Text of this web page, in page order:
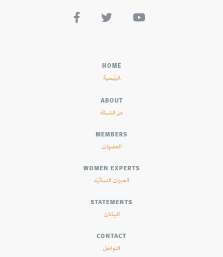
  
HOME
الرئيسية
ABOUT
عن الشبكة
MEMBERS
العضوات
WOMEN EXPERTS
الخبرات النسائية
STATEMENTS
البيانات
CONTACT
التواصل